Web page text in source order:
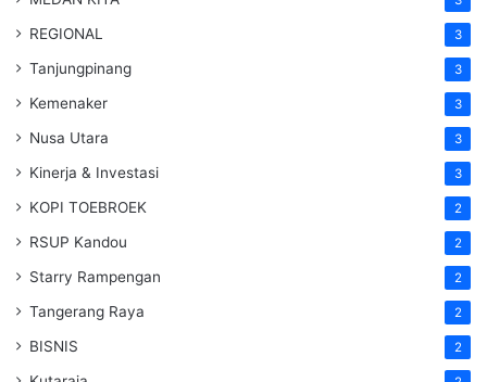
REGIONAL 3
Tanjungpinang 3
Kemenaker 3
Nusa Utara 3
Kinerja & Investasi 3
KOPI TOEBROEK 2
RSUP Kandou 2
Starry Rampengan 2
Tangerang Raya 2
BISNIS 2